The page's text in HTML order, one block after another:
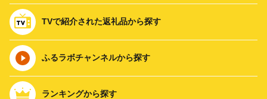
TVで紹介された返礼品から探す
ふるラボチャンネルから探す
ランキングから探す